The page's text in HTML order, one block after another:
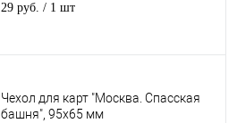
29 руб. / 1 шт
Чехол для карт "Москва. Спасская
башня", 95х65 мм